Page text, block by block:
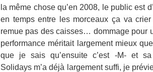
la même chose qu’en 2008, le public est
en temps entre les morceaux ça va
remue pas des caisses… dommage pour
performance méritait largement mieux
que je sais qu’ensuite c’est -M- et
Solidays m’a déjà largement suffi, je